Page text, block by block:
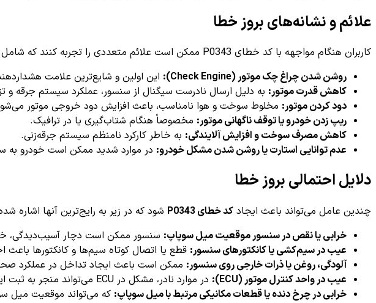
علائم و نشانه‌های بروز خطا
کاربران هنگام مواجهه با کد خطای P0343 ممکن است علائم متعددی را تجربه کنند که شامل موارد زیر است:
روشن شدن چراغ چک موتور (Check Engine):
این اولین و شایع‌ترین علامت
کاهش قدرت موتور: به دلیل ارسال نادرست سیگنال از سنسور، عملکرد سیستم جرقه
دود کردن موتور: مخلوط سوخت و هوا نامناسب، باعث افزایش دود خروجی موتور
ریپ زدن خودرو یا توقف ناگهانی موتور: مخصوصاً هنگام شتاب‌گیری یا در ترافیک.
کاهش مصرف سوخت و افزایش آلایندگی: به خاطر کارکرد نامنظم سیستم جرقه‌زنی.
عدم توانایی استارت یا روشن شدن مشکل خودرو: در موارد شدید ممکن است خودرو به
دلایل احتمالی بروز خطا
چندین عامل می‌تواند باعث ایجاد کد خطای P0343
شود که در زیر به رایج‌ترین آنها اشاره
خرابی یا نقص در سنسور موقعیت میل سوپاپ: سنسور ممکن است دچار آسیب‌دیدگی،
عیب در سیم‌کشی یا کانکتورهای سنسور: قطع یا اتصال کوتاه سیم‌ها و کانکتورها
آلودگی، روغن یا ذرات خارجی روی سنسور: ممکن است باعث ایجاد تداخل در عملکرد
عیب در واحد کنترل موتور (ECU):
در موارد نادر، مشکل در ECU می‌تواند منجر به ثبت این کد خطا شود.
خرابی در چرخ دنده یا قطعات مکانیکی مرتبط با میل سوپاپ: که می‌تواند موقعیت میل